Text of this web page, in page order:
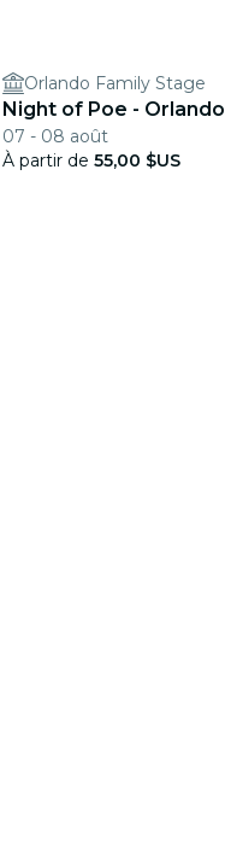
Orlando Family Stage
Night of Poe - Orlando
07 - 08 août
À partir de 55,00 $US